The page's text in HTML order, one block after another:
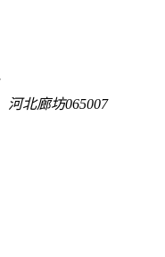
河北廊坊065007